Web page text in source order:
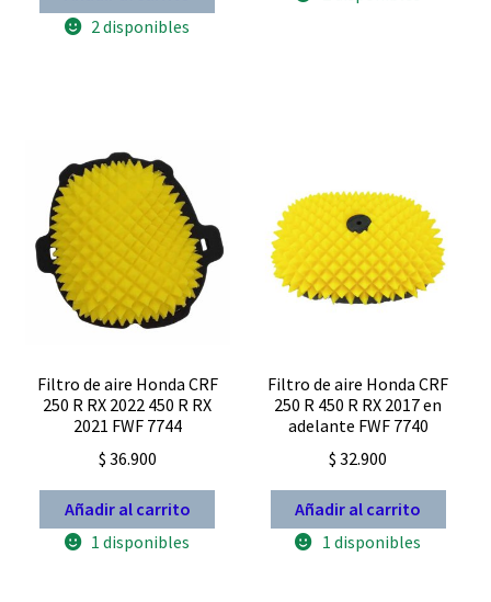
$ 7.900. $ 5.530.
125
150
2 disponibles
Filtro de aire Honda CRF
250 R RX 2022 450 R RX
2021 FWF 7744
$ 36.900
Añadir al carrito
1 disponibles
Filtro de aire Honda CRF
250 R 450 R RX 2017 en
adelante FWF 7740
$ 32.900
Añadir al carrito
1 disponibles